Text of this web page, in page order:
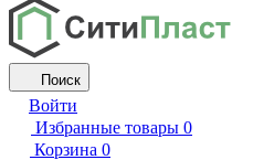
Поиск
Войти
Избранные товары 0
Корзина 0